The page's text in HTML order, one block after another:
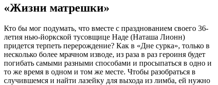
«Жизни матрешки»
Кто бы мог подумать, что вместе с празднованием своего 36-
летия нью-йоркской тусовщице Наде (Наташа Лионн)
придется терпеть перерождение? Как в «Дне сурка», только в
несколько более мрачном изводе, из раза в раз героиня будет
погибать самыми разными способами и просыпаться в одно и
то же время в одном и том же месте. Чтобы разобраться в
случившемся и найти лазейку для выхода из лимба, ей нужно